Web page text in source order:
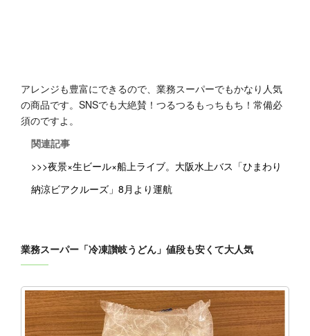
アレンジも豊富にできるので、業務スーパーでもかなり人気
の商品です。SNSでも大絶賛！つるつるもっちもち！常備必
須のですよ。
関連記事
>>>夜景×生ビール×船上ライブ。大阪水上バス「ひまわり
納涼ビアクルーズ」8月より運航
業務スーパー「冷凍讃岐うどん」値段も安くて大人気